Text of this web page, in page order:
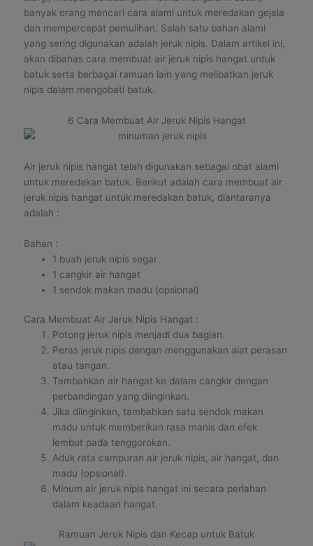
banyak orang mencari cara alami untuk meredakan gejala
dan mempercepat pemulihan. Salah satu bahan alami
yang sering digunakan adalah jeruk nipis. Dalam artikel ini,
akan dibahas cara membuat air jeruk nipis hangat untuk
batuk serta berbagai ramuan lain yang melibatkan jeruk
nipis dalam mengobati batuk.
6 Cara Membuat Air Jeruk Nipis Hangat
Air jeruk nipis hangat telah digunakan sebagai obat alami
untuk meredakan batuk. Berikut adalah cara membuat air
jeruk nipis hangat untuk meredakan batuk, diantaranya
adalah :
Bahan :
1 buah jeruk nipis segar
1 cangkir air hangat
1 sendok makan madu (opsional)
Cara Membuat Air Jeruk Nipis Hangat :
Potong jeruk nipis menjadi dua bagian.
Peras jeruk nipis dengan menggunakan alat perasan
atau tangan.
Tambahkan air hangat ke dalam cangkir dengan
perbandingan yang diinginkan.
Jika diinginkan, tambahkan satu sendok makan
madu untuk memberikan rasa manis dan efek
lembut pada tenggorokan.
Aduk rata campuran air jeruk nipis, air hangat, dan
madu (opsional).
Minum air jeruk nipis hangat ini secara perlahan
dalam keadaan hangat.
Ramuan Jeruk Nipis dan Kecap untuk Batuk